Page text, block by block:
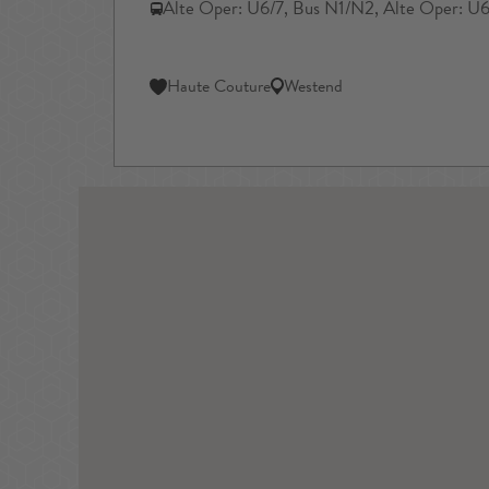
Alte Oper: U6/7, Bus N1/N2, Alte Oper:
Haute Couture Westend